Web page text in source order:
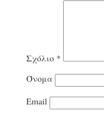
Σχόλιο *
Όνομα
Email